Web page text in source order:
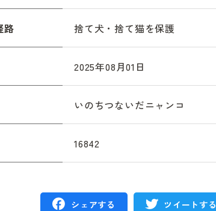
路 捨て犬・捨て猫を保護
2025年08月01日
いのちつないだニャンコ
16842
シェアする ツイートする